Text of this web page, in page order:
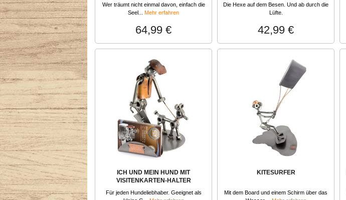
Wer träumt nicht einmal davon, einfach die
Seel... Mehr erfahren
64,99 €
Die Hexe auf dem Besen. Und ab durch die
Lüfte.
42,99 €
ICH UND MEIN HUND MIT
VISITENKARTEN-HALTER
Für jeden Hundeliebhaber. Geeignet als
KITESURFER
Mit dem Board und einem Schirm über das